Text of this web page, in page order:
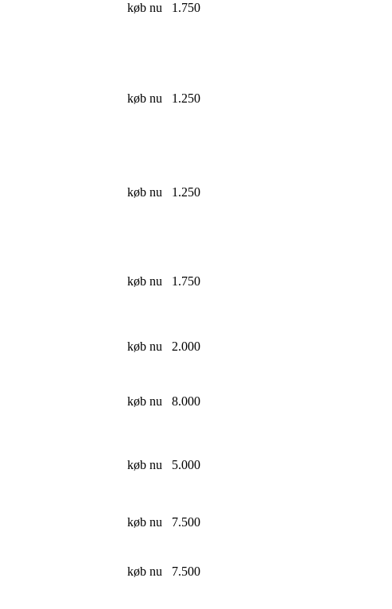
køb nu 1.750
køb nu 1.250
køb nu 1.250
køb nu 1.750
køb nu 2.000
køb nu 8.000
køb nu 5.000
køb nu 7.500
køb nu 7.500